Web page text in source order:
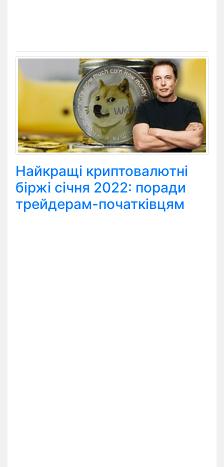
Найкращі криптовалютні
біржі січня 2022: поради
трейдерам-початківцям